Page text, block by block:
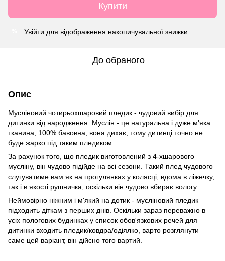
Купити
Увійти для відображення накопичувальної знижки
До обраного
Опис
Мусліновий чотирьохшаровий пледик - чудовий вибір для
дитинки від народження. Муслін - це натуральна і дуже м'яка
тканина, 100% бавовна, вона дихає, тому дитинці точно не
буде жарко під таким пледиком.
За рахунок того, що пледик виготовлений з 4-хшарового
мусліну, він чудово підійде на всі сезони. Такий плед чудового
слугуватиме вам як на прогулянках у колясці, вдома в ліжечку,
так і в якості рушничка, оскільки він чудово вбирає вологу.
Неймовірно ніжним і м'який на дотик - мусліновий пледик
підходить діткам з перших днів. Оскільки зараз переважно в
усіх пологових будинках у список обов'язкових речей для
дитинки входить пледик/ковдра/одіялко, варто розглянути
саме цей варіант, він дійсно того вартий.